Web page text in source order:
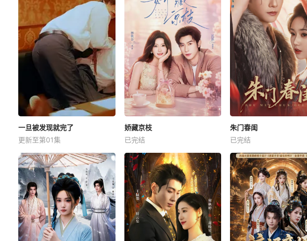
一旦被发现就完了
更新至第01集
娇藏京枝
已完结
朱门春闺
已完结